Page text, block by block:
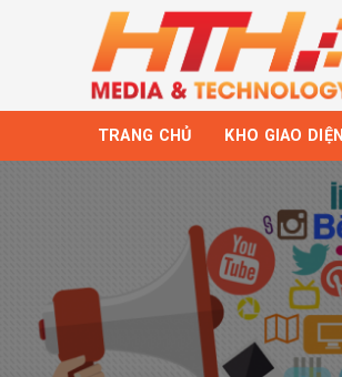
TRANG CHỦ KHO GIAO DIỆN